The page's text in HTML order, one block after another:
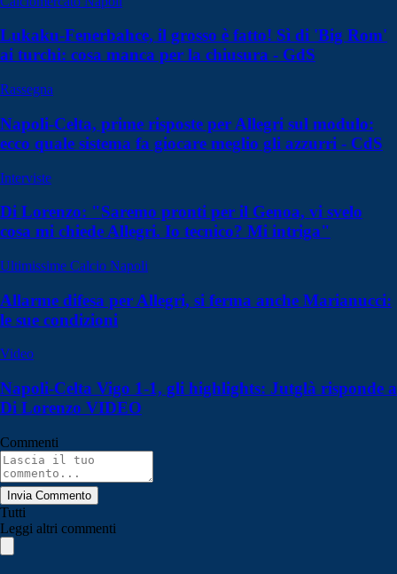
Lukaku-Fenerbahce, il grosso è fatto! Sì di 'Big Rom'
ai turchi: cosa manca per la chiusura - GdS
Rassegna
Napoli-Celta, prime risposte per Allegri sul modulo:
ecco quale sistema fa giocare meglio gli azzurri - CdS
Interviste
Di Lorenzo: "Saremo pronti per il Genoa, vi svelo
cosa mi chiede Allegri. Io tecnico? Mi intriga"
Ultimissime Calcio Napoli
Allarme difesa per Allegri, si ferma anche Marianucci:
le sue condizioni
Video
Napoli-Celta Vigo 1-1, gli highlights: Jutglà risponde a
Di Lorenzo VIDEO
Commenti
Invia Commento
Tutti
Leggi altri commenti